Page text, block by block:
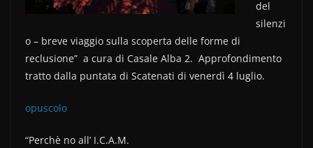
del
silenzi
o – breve viaggio sulla scoperta delle forme di
reclusione” a cura di Casale Alba 2. Approfondimento
tratto dalla puntata di Scatenati di venerdì 4 luglio.
opuscolo
“Perchè no all’ I.C.A.M.